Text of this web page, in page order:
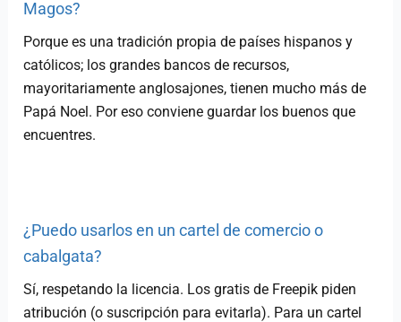
Magos?
Porque es una tradición propia de países hispanos y
católicos; los grandes bancos de recursos,
mayoritariamente anglosajones, tienen mucho más de
Papá Noel. Por eso conviene guardar los buenos que
encuentres.
¿Puedo usarlos en un cartel de comercio o
cabalgata?
Sí, respetando la licencia. Los gratis de Freepik piden
atribución (o suscripción para evitarla). Para un cartel